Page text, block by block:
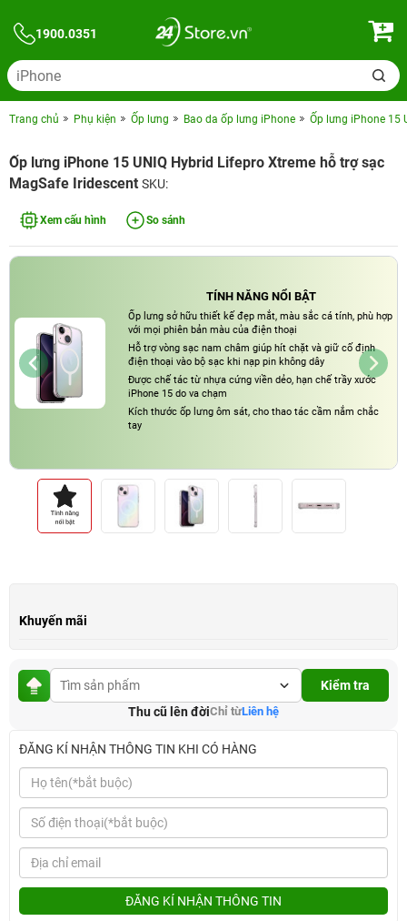
1900.0351
Trang chủ Phụ kiện Ốp lưng Bao da ốp lưng iPhone Ốp lưng iPhone 15
Ốp lưng iPhone 15 UNIQ Hybrid Lifepro Xtreme hỗ trợ sạc
MagSafe Iridescent SKU:
Xem cấu hình So sánh
TÍNH NĂNG NỔI BẬT
Ốp lưng sở hữu thiết kế đẹp mắt, màu sắc cá tính, phù hợp
với mọi phiên bản màu của điện thoại
Hỗ trợ vòng sạc nam châm giúp hít chặt và giữ cố định
điện thoại vào bộ sạc khi nạp pin không dây
Được chế tác từ nhựa cứng viền dẻo, hạn chế trầy xước
iPhone 15 do va chạm
Kích thước ốp lưng ôm sát, cho thao tác cầm nắm chắc
tay
Khuyến mãi
Kiểm tra
Thu cũ lên đờiChỉ từLiên hệ
ĐĂNG KÍ NHẬN THÔNG TIN KHI CÓ HÀNG
ĐĂNG KÍ NHẬN THÔNG TIN